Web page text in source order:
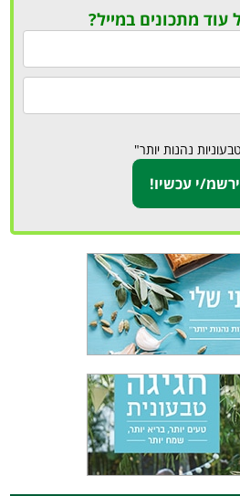
עוד מתכונים במייל?
נהנות יותר"